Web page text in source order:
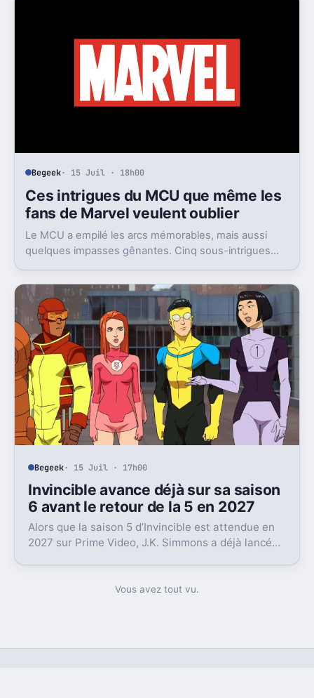
Begeek· 15 Juil · 18h00
Ces intrigues du MCU que même les
fans de Marvel veulent oublier
Le MCU a empilé les arcs mémorables, mais aussi
quelques impasses gênantes. Cinq sous-intrigues
Begeek· 15 Juil · 17h00
Invincible avance déjà sur sa saison
6 avant le retour de la 5 en 2027
Alors que la saison 5 d’Invincible est attendue en
2027 sur Prime Video, J.K. Simmons a déjà lancé